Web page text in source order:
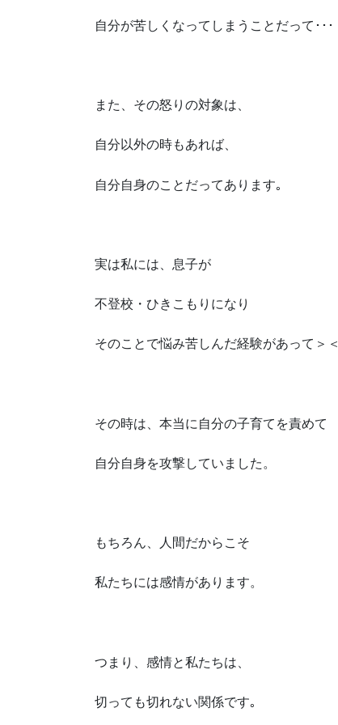
自分が苦しくなってしまうことだって･･･
また、その怒りの対象は、
自分以外の時もあれば、
自分自身のことだってあります｡
実は私には、息子が
不登校・ひきこもりになり
そのことで悩み苦しんだ経験があって＞＜
その時は、本当に自分の子育てを責めて
自分自身を攻撃していました。
もちろん、人間だからこそ
私たちには感情があります。
つまり、感情と私たちは、
切っても切れない関係です｡